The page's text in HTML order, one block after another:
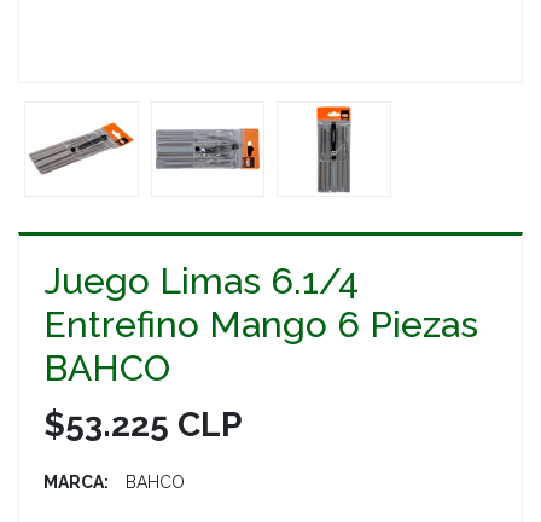
Juego Limas 6.1/4
Entrefino Mango 6 Piezas
BAHCO
$53.225 CLP
MARCA: BAHCO